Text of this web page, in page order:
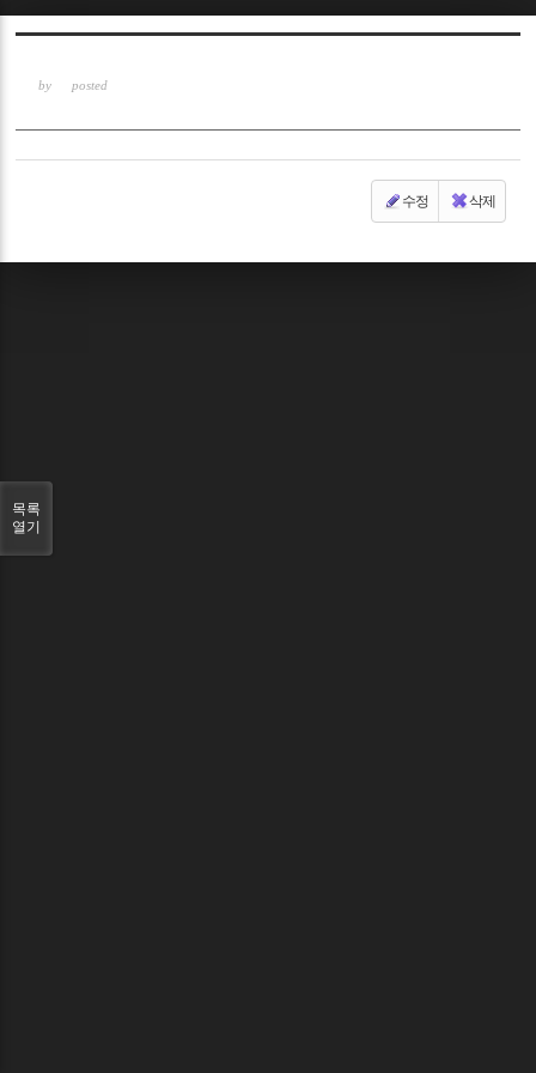
by posted
수정 삭제
목록
열기
Sketchbook5, 스케치북5
Sketchbook5, 스케치북5